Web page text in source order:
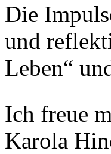
Die
und
Leben“
Ich freue
Karola